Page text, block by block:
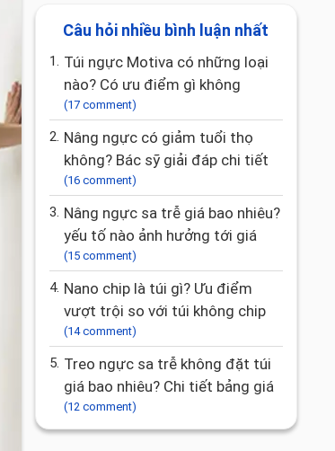
Câu hỏi nhiều bình luận nhất
1. Túi ngực Motiva có những loại
nào? Có ưu điểm gì không
(17 comment)
2. Nâng ngực có giảm tuổi thọ
không? Bác sỹ giải đáp chi tiết
(16 comment)
3. Nâng ngực sa trễ giá bao nhiêu?
yếu tố nào ảnh hưởng tới giá
(15 comment)
4. Nano chip là túi gì? Ưu điểm
vượt trội so với túi không chip
(14 comment)
5. Treo ngực sa trễ không đặt túi
giá bao nhiêu? Chi tiết bảng giá
(12 comment)